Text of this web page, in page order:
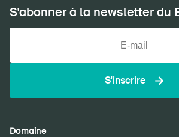
S'abonner à la newsletter du
S'inscrire
Domaine